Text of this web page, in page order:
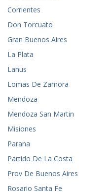
Corrientes
Don Torcuato
Gran Buenos Aires
La Plata
Lanus
Lomas De Zamora
Mendoza
Mendoza San Martin
Misiones
Parana
Partido De La Costa
Prov De Buenos Aires
Rosario Santa Fe